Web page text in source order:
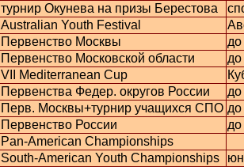
турнир Окунева на призы Берестова
Australian Youth Festival
Первенство Москвы
Первенство Московской области
VII Mediterranean Cup
Первенства Федер. округов России
Перв. Москвы+турнир учащихся СПО
Первенство России
Pan-American Championships
South-American Youth Championships